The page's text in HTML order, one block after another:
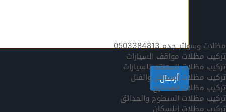
مظلات وسواتر جده 0503384813
تركيب مظلات مواقف السيارات
تركيب مظلات المعلقه للسيارات
تركيب مظلات المداخل والفلل
تركيب مظلات المسابح
تركيب مظلات السطوح والحدائق
تركيب مظلات اللسكان